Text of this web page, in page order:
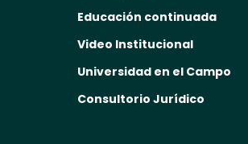
Educación continuada
Video Institucional
Universidad en el Campo
Consultorio Jurídico